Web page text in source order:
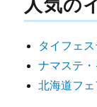
)
人気の
タイフェ
ナマステ
北海道フ